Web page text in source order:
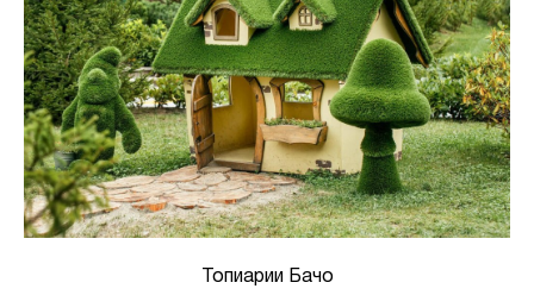
Топиарии Бачо